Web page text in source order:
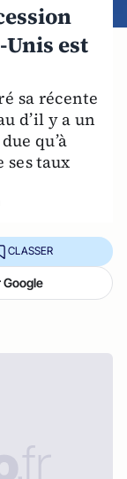
Unis est
sa récente
d’il y a un
qu’à
ses taux
CLASSER